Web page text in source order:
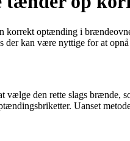
optænding i
der kan være nyttige for at
den rette slags brænde,
Uanset